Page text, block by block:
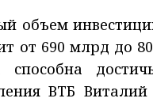
объем
от 690 млрд до
ВТБ